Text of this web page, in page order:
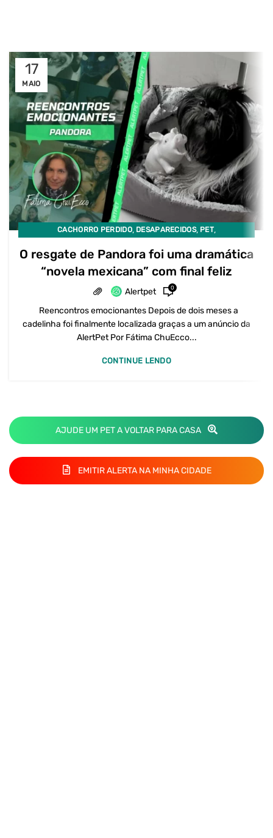
17
MAIO
CACHORRO PERDIDO, DESAPARECIDOS, PET,
O resgate de Pandora foi uma dramática
“novela mexicana” com final feliz
Alertpet 0
Reencontros emocionantes Depois de dois meses a
cadelinha foi finalmente localizada graças a um anúncio da
AlertPet Por Fátima ChuEcco...
CONTINUE LENDO
AJUDE UM PET A VOLTAR PARA CASA
EMITIR ALERTA NA MINHA CIDADE